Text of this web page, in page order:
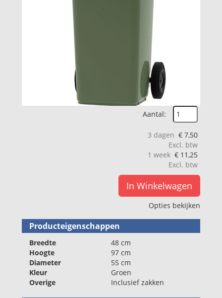
Aantal:
3 dagen € 7,50
Excl. btw
1 week € 11,25
Excl. btw
In Winkelwagen
Opties bekijken
Producteigenschappen
Breedte
48 cm
Hoogte
97 cm
Diameter
55 cm
Kleur
Groen
Overige
Inclusief zakken